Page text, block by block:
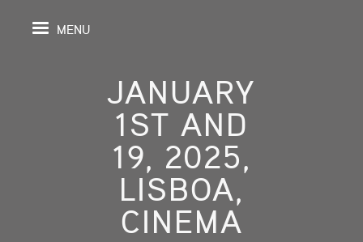
MENU
JANUARY
1ST AND
19, 2025,
LISBOA,
CINEMA